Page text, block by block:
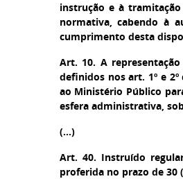
instrução e à
normativa, cabendo à
cumprimento desta
Art. 10. A
definidos nos art. 1º e
ao Ministério Público
esfera administrativa,
(...)
Art. 40. Instruído
proferida no prazo de 30